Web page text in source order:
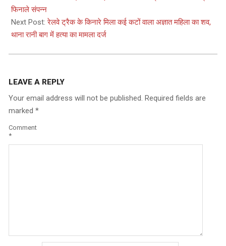
29
फिनाले संपन्न
Next Post:रेलवे ट्रैक के किनारे मिला कई कटों वाला अज्ञात महिला का शव,
थाना रानी बाग में हत्या का मामला दर्ज
LEAVE A REPLY
Your email address will not be published. Required fields are
marked *
Comment
*